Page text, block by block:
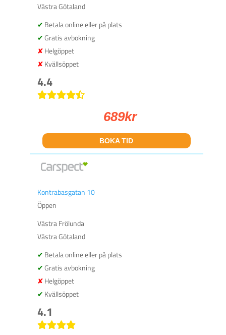
Västra Götaland
Betala online eller på plats
Gratis avbokning
Helgöppet
Kvällsöppet
4.4
689kr
BOKA TID
Kontrabasgatan 10
Öppen
Västra Frölunda
Västra Götaland
Betala online eller på plats
Gratis avbokning
Helgöppet
Kvällsöppet
4.1